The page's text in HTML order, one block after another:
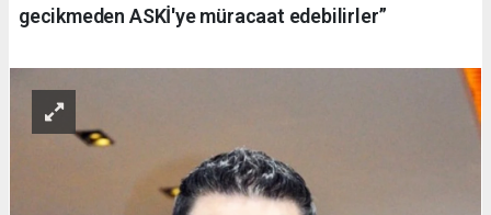
gecikmeden ASKİ'ye müracaat edebilirler”